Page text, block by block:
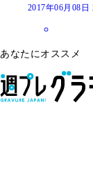
2017年06月08日
あなたにオススメ